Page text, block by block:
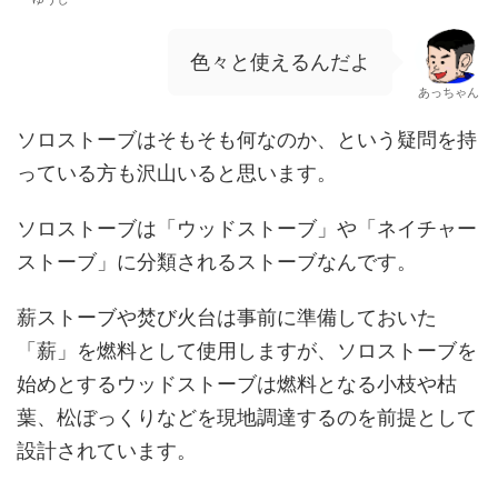
色々と使えるんだよ
あっちゃん
ソロストーブはそもそも何なのか、という疑問を持
っている方も沢山いると思います。
ソロストーブは「ウッドストーブ」や「ネイチャー
ストーブ」に分類されるストーブなんです。
薪ストーブや焚び火台は事前に準備しておいた
「薪」を燃料として使用しますが、ソロストーブを
始めとするウッドストーブは燃料となる小枝や枯
葉、松ぼっくりなどを現地調達するのを前提として
設計されています。